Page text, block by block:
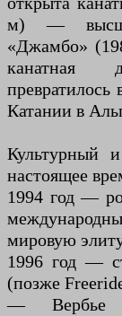
м) —
«Джамбо»
канатная
Катании в
Культурный
настоящее
1994 год —
мировую
1996 год —
(позже
— Вербье